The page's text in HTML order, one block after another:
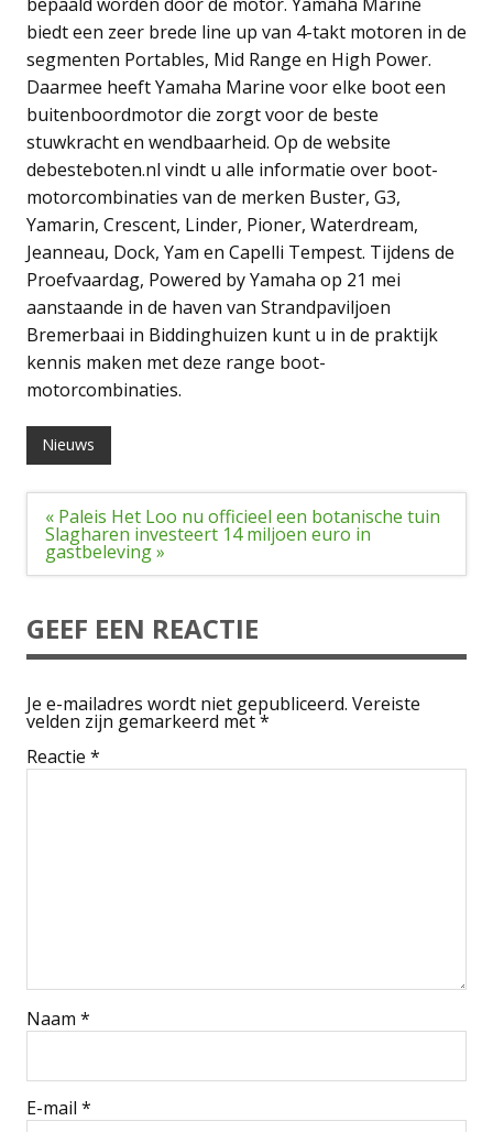
biedt een zeer brede line up van 4-takt motoren in de
segmenten Portables, Mid Range en High Power.
Daarmee heeft Yamaha Marine voor elke boot een
buitenboordmotor die zorgt voor de beste
stuwkracht en wendbaarheid. Op de website
debesteboten.nl vindt u alle informatie over boot-
motorcombinaties van de merken Buster, G3,
Yamarin, Crescent, Linder, Pioner, Waterdream,
Jeanneau, Dock, Yam en Capelli Tempest. Tijdens de
Proefvaardag, Powered by Yamaha op 21 mei
aanstaande in de haven van Strandpaviljoen
Bremerbaai in Biddinghuizen kunt u in de praktijk
kennis maken met deze range boot-
motorcombinaties.
Nieuws
Bericht
navigatie
« Paleis Het Loo nu officieel een botanische tuin
Slagharen investeert 14 miljoen euro in
gastbeleving »
GEEF EEN REACTIE
Je e-mailadres wordt niet gepubliceerd. Vereiste
velden zijn gemarkeerd met*
Reactie *
Naam *
E-mail *